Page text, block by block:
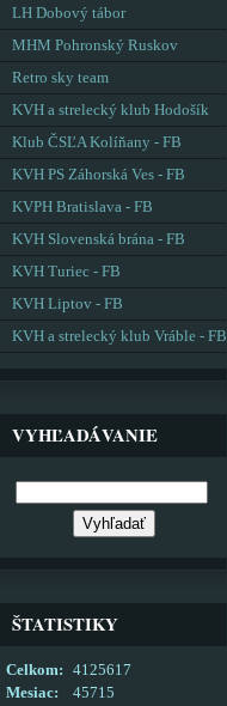
LH Dobový tábor
MHM Pohronský Ruskov
Retro sky team
KVH a strelecký klub Hodošík
Klub ČSĽA Kolíňany - FB
KVH PS Záhorská Ves - FB
KVPH Bratislava - FB
KVH Slovenská brána - FB
KVH Turiec - FB
KVH Liptov - FB
KVH a strelecký klub Vráble - FB
VYHĽADÁVANIE
ŠTATISTIKY
Celkom:
4125617
Mesiac:
45715